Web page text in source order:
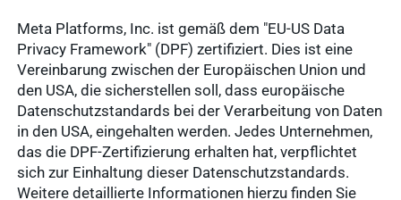
Meta Platforms, Inc. ist gemäß dem "EU-US Data
Privacy Framework" (DPF) zertifiziert. Dies ist eine
Vereinbarung zwischen der Europäischen Union und
den USA, die sicherstellen soll, dass europäische
Datenschutzstandards bei der Verarbeitung von Daten
in den USA, eingehalten werden. Jedes Unternehmen,
das die DPF-Zertifizierung erhalten hat, verpflichtet
sich zur Einhaltung dieser Datenschutzstandards.
Weitere detaillierte Informationen hierzu finden Sie